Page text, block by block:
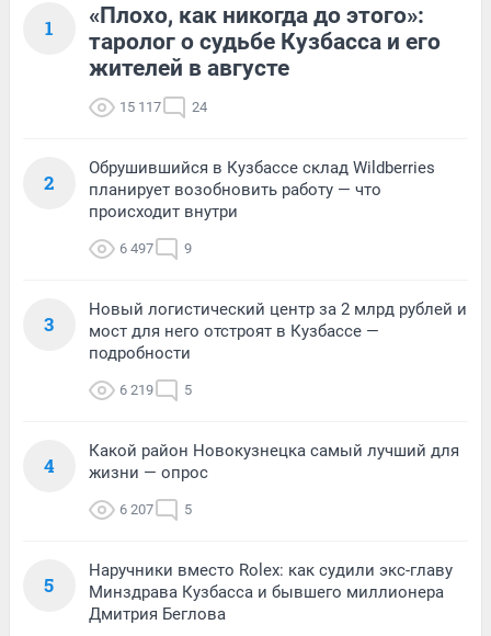
1
«Плохо, как никогда до этого»:
таролог о судьбе Кузбасса и его
жителей в августе
15 117 24
2
Обрушившийся в Кузбассе склад Wildberries
планирует возобновить работу — что
происходит внутри
6 497 9
3
Новый логистический центр за 2 млрд рублей и
мост для него отстроят в Кузбассе —
подробности
6 219 5
4
Какой район Новокузнецка самый лучший для
жизни — опрос
6 207 5
5
Наручники вместо Rolex: как судили экс-главу
Минздрава Кузбасса и бывшего миллионера
Дмитрия Беглова